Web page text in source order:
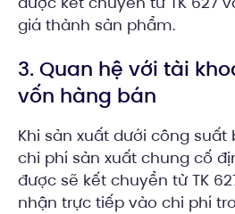
giá thành sản phẩm.
3. Quan hệ với tài
vốn hàng bán
Khi sản xuất dưới công suất
chi phí sản xuất chung cố
được sẽ kết chuyển từ TK
nhận trực tiếp vào chi phí